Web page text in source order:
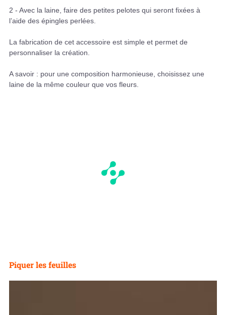
2 - Avec la laine, faire des petites pelotes qui seront fixées à
l’aide des épingles perlées.
La fabrication de cet accessoire est simple et permet de
personnaliser la création.
A savoir : pour une composition harmonieuse, choisissez une
laine de la même couleur que vos fleurs.
Piquer les feuilles